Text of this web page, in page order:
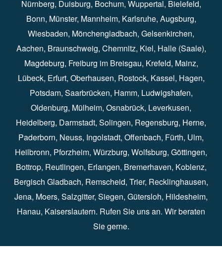
Nürnberg⁠, Duisburg⁠⁠, Bochum⁠, Wuppertal⁠⁠, Bielefeld⁠⁠,
Bonn⁠⁠, Münster⁠⁠, Mannheim⁠, Karlsruhe⁠, Augsburg⁠,
Wiesbaden⁠⁠, Mönchengladbach⁠, Gelsenkirchen⁠⁠,
Aachen⁠⁠, Braunschweig⁠, Chemnitz⁠⁠, Kiel⁠, Halle (Saale)⁠⁠,
Magdeburg⁠, Freiburg im Breisgau⁠⁠, Krefeld⁠⁠, Mainz⁠⁠,
Lübeck⁠, Erfurt⁠, Oberhausen⁠⁠, Rostock⁠⁠, Kassel⁠⁠, Hagen⁠,
Potsdam⁠, Saarbrücken⁠⁠, Hamm⁠, Ludwigshafen⁠,
Oldenburg⁠, Mülheim⁠, Osnabrück⁠⁠, Leverkusen⁠,
Heidelberg⁠, Darmstadt⁠⁠, Solingen⁠, Regensburg⁠, Herne⁠⁠,
Paderborn⁠, Neuss⁠, Ingolstadt⁠, Offenbach, Fürth⁠⁠, Ulm⁠⁠,
Heilbronn⁠, Pforzheim⁠, Würzburg⁠, Wolfsburg⁠⁠, Göttingen⁠,
Bottrop⁠, Reutlingen⁠, Erlangen⁠⁠, Bremerhaven⁠, Koblenz⁠,
Bergisch Gladbach⁠, Remscheid⁠⁠, Trier⁠⁠, Recklinghausen⁠,
Jena⁠⁠, Moers⁠⁠, Salzgitter⁠⁠, Siegen⁠⁠, Gütersloh⁠, Hildesheim⁠⁠,
Hanau⁠, Kaiserslautern⁠⁠. Rufen Sie uns an. Wir beraten
Sie gerne.